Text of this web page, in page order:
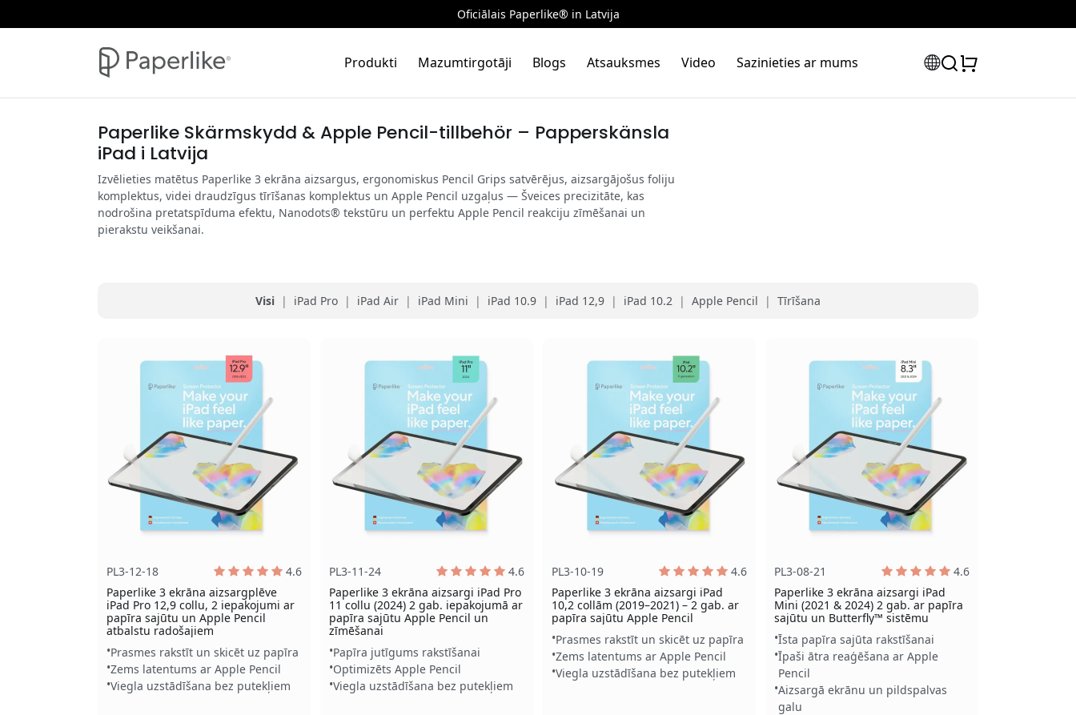
Oficiālais Paperlike® in Latvija
Produkti Mazumtirgotāji Blogs Atsauksmes Video Sazinieties ar mums
Paperlike Skärmskydd & Apple Pencil-tillbehör – Papperskänsla
iPad i Latvija
Izvēlieties matētus Paperlike 3 ekrāna aizsargus, ergonomiskus Pencil Grips satvērējus, aizsargājošus foliju
komplektus, videi draudzīgus tīrīšanas komplektus un Apple Pencil uzgaļus — Šveices precizitāte, kas
nodrošina pretatspīduma efektu, Nanodots® tekstūru un perfektu Apple Pencil reakciju zīmēšanai un
pierakstu veikšanai.
Visi | iPad Pro | iPad Air | iPad Mini | iPad 10.9 | iPad 12,9 | iPad 10.2 | Apple Pencil | Tīrīšana
PL3-12-18
4.6
Paperlike 3 ekrāna aizsargplēve
iPad Pro 12,9 collu, 2 iepakojumi ar
papīra sajūtu un Apple Pencil
atbalstu radošajiem
Prasmes rakstīt un skicēt uz papīra
Zems latentums ar Apple Pencil
Viegla uzstādīšana bez putekļiem
PL3-11-24
4.6
Paperlike 3 ekrāna aizsargi iPad Pro
11 collu (2024) 2 gab. iepakojumā ar
papīra sajūtu Apple Pencil un
zīmēšanai
Papīra jutīgums rakstīšanai
Optimizēts Apple Pencil
Viegla uzstādīšana bez putekļiem
PL3-10-19
4.6
Paperlike 3 ekrāna aizsargi iPad
10,2 collām (2019–2021) – 2 gab. ar
papīra sajūtu Apple Pencil
Prasmes rakstīt un skicēt uz papīra
Zems latentums ar Apple Pencil
Viegla uzstādīšana bez putekļiem
PL3-08-21
4.6
Paperlike 3 ekrāna aizsargi iPad
Mini (2021 & 2024) 2 gab. ar papīra
sajūtu un Butterfly™ sistēmu
Īsta papīra sajūta rakstīšanai
Īpaši ātra reaģēšana ar Apple
Pencil
Aizsargā ekrānu un pildspalvas
galu